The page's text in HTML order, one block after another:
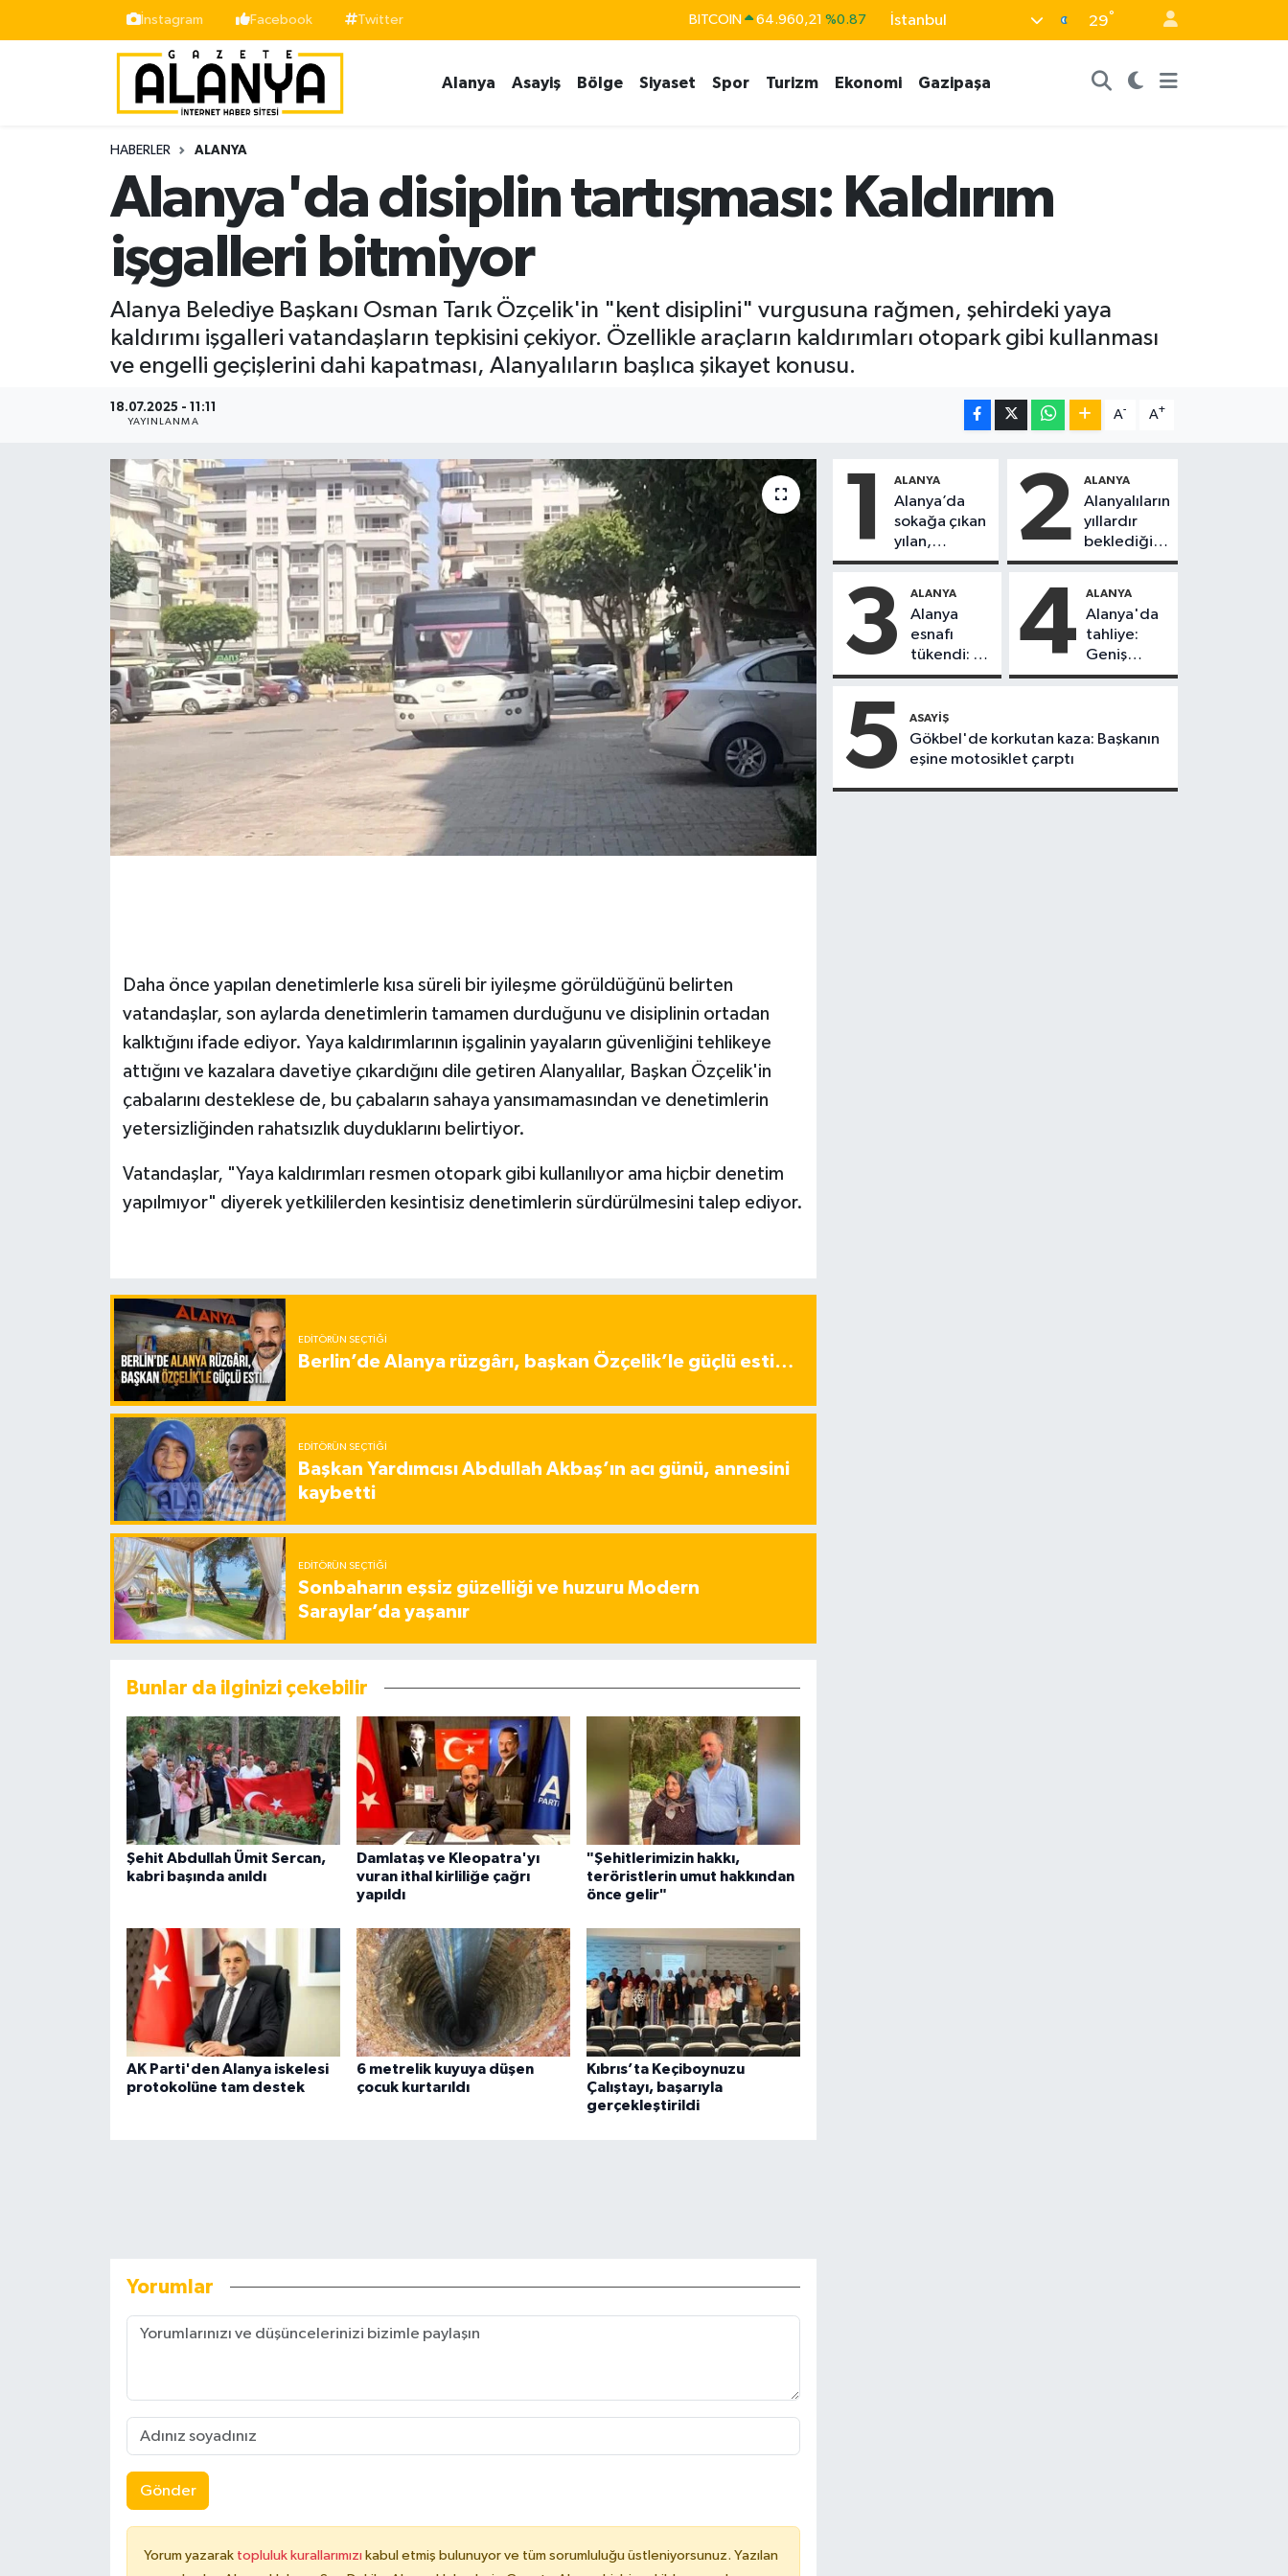
İnstagram Facebook Twitter İstanbul 29°
Alanya Asayiş Bölge Siyaset Spor Turizm Ekonomi Gazipaşa
HABERLER ALANYA
Alanya'da disiplin tartışması: Kaldırım
işgalleri bitmiyor
Alanya Belediye Başkanı Osman Tarık Özçelik'in "kent disiplini" vurgusuna rağmen, şehirdeki yaya
kaldırımı işgalleri vatandaşların tepkisini çekiyor. Özellikle araçların kaldırımları otopark gibi kullanması
ve engelli geçişlerini dahi kapatması, Alanyalıların başlıca şikayet konusu.
18.07.2025 - 11:11
YAYINLANMA
A- A+
Daha önce yapılan denetimlerle kısa süreli bir iyileşme görüldüğünü belirten
vatandaşlar, son aylarda denetimlerin tamamen durduğunu ve disiplinin ortadan
kalktığını ifade ediyor. Yaya kaldırımlarının işgalinin yayaların güvenliğini tehlikeye
attığını ve kazalara davetiye çıkardığını dile getiren Alanyalılar, Başkan Özçelik'in
çabalarını desteklese de, bu çabaların sahaya yansımamasından ve denetimlerin
yetersizliğinden rahatsızlık duyduklarını belirtiyor.
Vatandaşlar, "Yaya kaldırımları resmen otopark gibi kullanılıyor ama hiçbir denetim
yapılmıyor" diyerek yetkililerden kesintisiz denetimlerin sürdürülmesini talep ediyor.
EDITÖRÜN SEÇTIĞI
Berlin’de Alanya rüzgârı, başkan Özçelik’le güçlü esti…
EDITÖRÜN SEÇTIĞI
Başkan Yardımcısı Abdullah Akbaş’ın acı günü, annesini
kaybetti
EDITÖRÜN SEÇTIĞI
Sonbaharın eşsiz güzelliği ve huzuru Modern
Saraylar’da yaşanır
Bunlar da ilginizi çekebilir
Şehit Abdullah Ümit Sercan,
kabri başında anıldı
Damlataş ve Kleopatra'yı
vuran ithal kirliliğe çağrı
yapıldı
"Şehitlerimizin hakkı,
teröristlerin umut hakkından
önce gelir"
AK Parti'den Alanya iskelesi
protokolüne tam destek
6 metrelik kuyuya düşen
çocuk kurtarıldı
Kıbrıs’ta Keçiboynuzu
Çalıştayı, başarıyla
gerçekleştirildi
Yorumlar
Gönder
Yorum yazarak topluluk kurallarımızı kabul etmiş bulunuyor ve tüm sorumluluğu üstleniyorsunuz. Yazılan
1 ALANYA
Alanya’da
sokağa çıkan
yılan,
vatandaşı
2 ALANYA
Alanyalıların
yıllardır
beklediği
yol askıdan
3 ALANYA
Alanya
esnafı
tükendi: 1
ayda 150
kapandı
4 ALANYA
Alanya'da
tahliye:
Geniş
güvenlik
5 ASAYIŞ
Gökbel'de korkutan kaza: Başkanın
eşine motosiklet çarptı
Siyaset
Ekonomi
Gazipaşa
İstanbul Nöbetçi Eczaneler
İstanbul Hava Durumu
Süper Lig Puan Durumu ve Fikstür
Tüm Manşetler
Son Dakika Haberleri
Haber Arşivi